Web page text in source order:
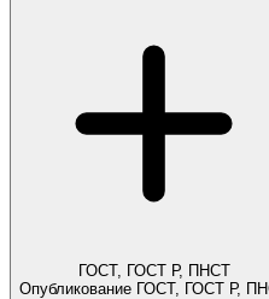
ГОСТ, ГОСТ Р, ПНСТ
Опубликование ГОСТ, ГОСТ Р,